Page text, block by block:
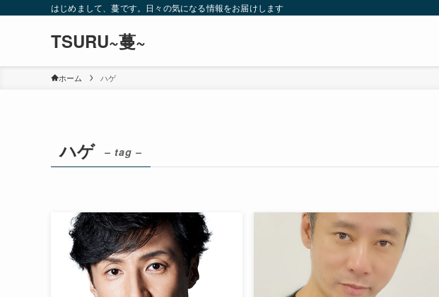
はじめまして、蔓です。日々の気になる情報をお届けします
TSURU~蔓~
ホーム ハゲ
ハゲ – tag –